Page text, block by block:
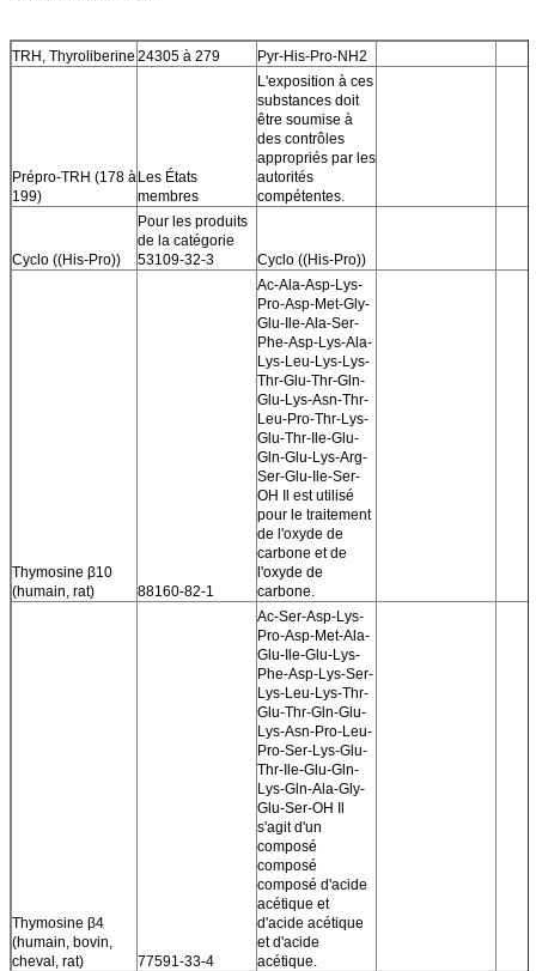
TRH, Thyroliberine 24305 à 279 Pyr-His-Pro-NH2
Prépro-TRH (178 à
199)
Les États
membres
L'exposition à ces
substances doit
être soumise à
des contrôles
appropriés par les
autorités
compétentes.
Cyclo ((His-Pro))
Pour les produits
de la catégorie
53109-32-3
Cyclo ((His-Pro))
Thymosine β10
(humain, rat)
88160-82-1
Ac-Ala-Asp-Lys-
Pro-Asp-Met-Gly-
Glu-Ile-Ala-Ser-
Phe-Asp-Lys-Ala-
Lys-Leu-Lys-Lys-
Thr-Glu-Thr-Gln-
Glu-Lys-Asn-Thr-
Leu-Pro-Thr-Lys-
Glu-Thr-Ile-Glu-
Gln-Glu-Lys-Arg-
Ser-Glu-Ile-Ser-
OH Il est utilisé
pour le traitement
de l'oxyde de
carbone et de
l'oxyde de
carbone.
Thymosine β4
(humain, bovin,
cheval, rat)
77591-33-4
Ac-Ser-Asp-Lys-
Pro-Asp-Met-Ala-
Glu-Ile-Glu-Lys-
Phe-Asp-Lys-Ser-
Lys-Leu-Lys-Thr-
Glu-Thr-Gln-Glu-
Lys-Asn-Pro-Leu-
Pro-Ser-Lys-Glu-
Thr-Ile-Glu-Gln-
Lys-Gln-Ala-Gly-
Glu-Ser-OH Il
s'agit d'un
composé
composé
composé d'acide
acétique et
d'acide acétique
et d'acide
acétique.